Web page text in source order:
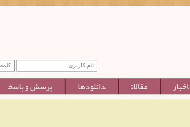
اخبار مقالات دانلودها پرسش و پاسخ